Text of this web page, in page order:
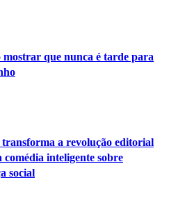
que nunca é tarde para
a revolução editorial
comédia inteligente sobre
social